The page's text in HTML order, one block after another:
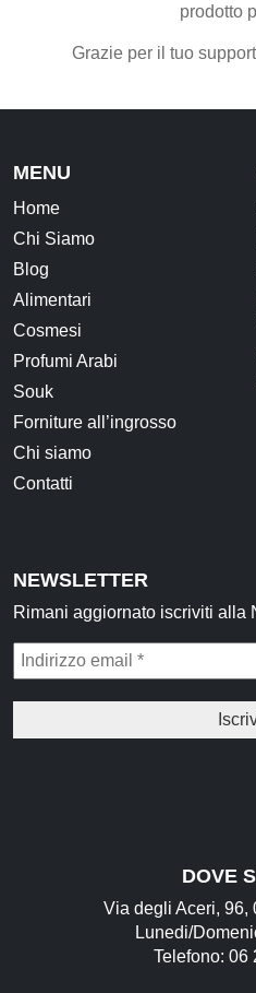
prodotto
Grazie per il tuo
MENU
Home
Chi Siamo
Blog
Alimentari
Cosmesi
Profumi Arabi
Souk
Forniture all’ingrosso
Chi siamo
Contatti
NEWSLETTER
Rimani aggiornato iscriviti alla
DOVE
Via degli Aceri, 96,
Lunedi/
Telefono: 06